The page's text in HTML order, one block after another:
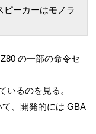
ーカーはモノラ
の一部の命令セ
いるのを見る。
、開発的には GBA